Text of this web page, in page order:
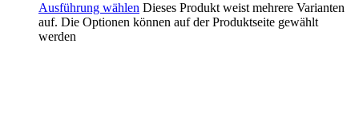
Ausführung wählen Dieses Produkt weist mehrere Varianten
auf. Die Optionen können auf der Produktseite gewählt
werden